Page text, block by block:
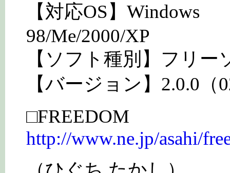
【対応OS】Windows
98/Me/2000/XP
【ソフト種別】フリー
【バージョン】2.0.0（
□FREEDOM
http://www.ne.jp/asahi/